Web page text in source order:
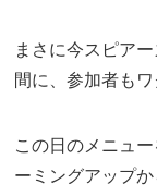
まさに今スピア
間に、参加者も
この日のメニュ
ーミングアップ